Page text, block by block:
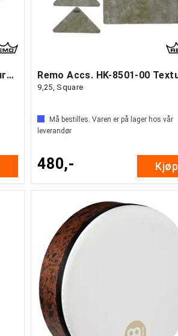
Remo Accs. HK-8500-00 Texture Targets
9,25, Square
Må bestilles. Varen er på lager hos vår
leverandør
480,- Kjøp